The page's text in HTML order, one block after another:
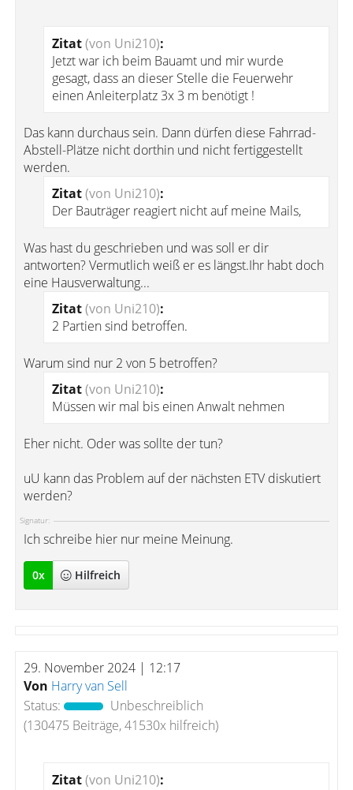
Zitat(von Uni210):
Jetzt war ich beim Bauamt und mir wurde
gesagt, dass an dieser Stelle die Feuerwehr
einen Anleiterplatz 3x 3 m benötigt !
Das kann durchaus sein. Dann dürfen diese Fahrrad-
Abstell-Plätze nicht dorthin und nicht fertiggestellt
werden.
Zitat(von Uni210):
Der Bauträger reagiert nicht auf meine Mails,
Was hast du geschrieben und was soll er dir
antworten? Vermutlich weiß er es längst.Ihr habt doch
eine Hausverwaltung...
Zitat(von Uni210):
2 Partien sind betroffen.
Warum sind nur 2 von 5 betroffen?
Zitat(von Uni210):
Müssen wir mal bis einen Anwalt nehmen
Eher nicht. Oder was sollte der tun?
uU kann das Problem auf der nächsten ETV diskutiert
werden?
Signatur:
Ich schreibe hier nur meine Meinung.
0x Hilfreich
29. November 2024 | 12:17
Von Harry van Sell
Status:
Unbeschreiblich
(130475 Beiträge, 41530x hilfreich)
Zitat(von Uni210):